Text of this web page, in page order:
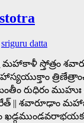
sriguru datta
– శ్రీ మహాకాళీ
రుధిరం
|| శవారూఢాం